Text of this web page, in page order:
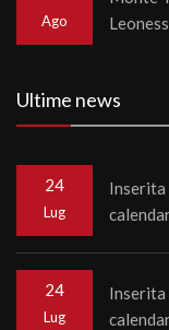
Ago
Ultime news
24
Lug
Inserita
24
Lug
Inserita